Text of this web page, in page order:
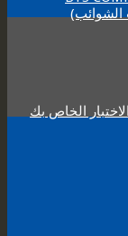
الشوائب)
الخاص بك